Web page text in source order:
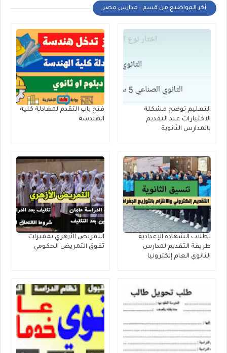
أخر المواضيع من قسم : مدارس مصر
التعليم توضح مشكلة
الاختيارات عند التقديم
بالمدارس الثانوية
فتح باب التقدم لمعادلة كلية
الهندسة
لطلاب الشهادة الإعدادية
طريقة التقديم لمدارس
الثانوي العام إلكترونيا
التمريض الأزهري بمميزات
تفوق التمريض الحكومي